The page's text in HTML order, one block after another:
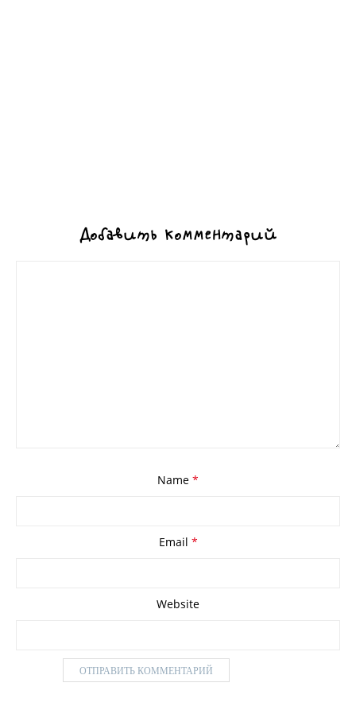
Добавить комментарий
Name *
Email *
Website